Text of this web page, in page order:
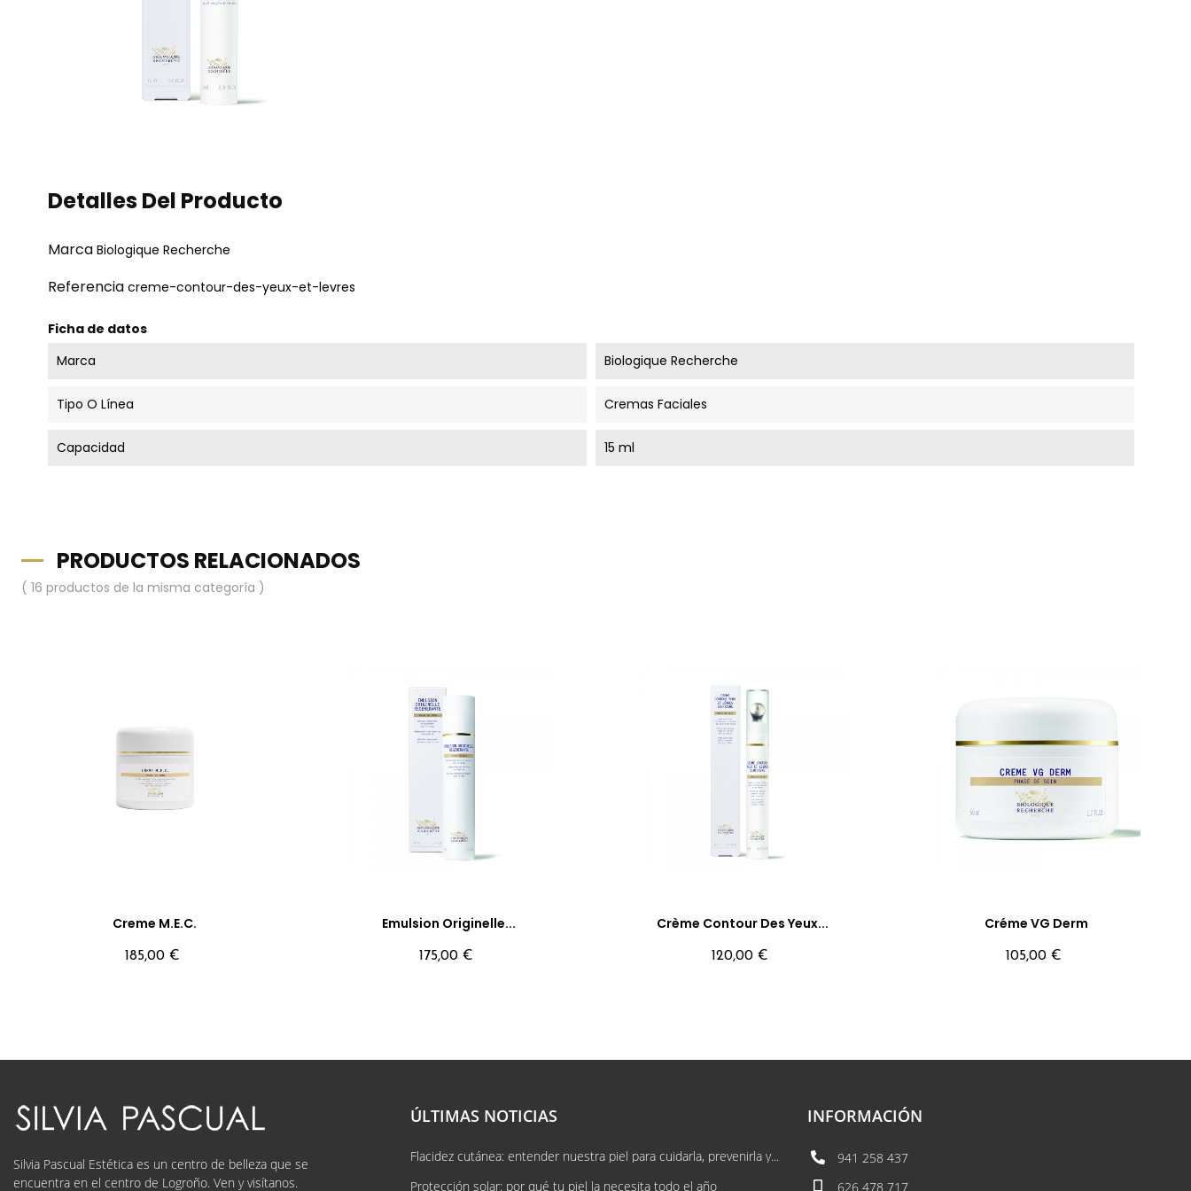
Detalles Del Producto
Marca Biologique Recherche
Referencia creme-contour-des-yeux-et-levres
Ficha de datos
Marca
Biologique Recherche
Tipo O Línea Cremas Faciales
Capacidad 15 ml
PRODUCTOS RELACIONADOS
( 16 productos de la misma categoría )
Creme M.E.C.
Precio
185,00 €
Emulsion Originelle...
Precio
175,00 €
Crème Contour Des Yeux...
Precio
120,00 €
Créme VG Derm
Precio
105,00 €
Silvia Pascual Estética es un centro de belleza que se
encuentra en el centro de Logroño. Ven y visítanos.
ÚLTIMAS NOTICIAS
Flacidez cutánea: entender nuestra piel para cuidarla, prevenirla y...
Protección solar: por qué tu piel la necesita todo el año
INFORMACIÓN
941 258 437
626 478 717